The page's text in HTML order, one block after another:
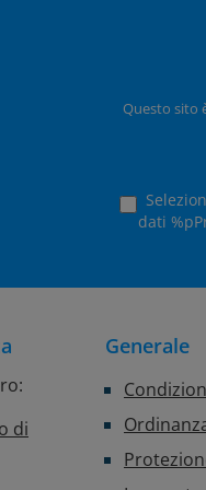
Questo sito
dati
di
Generale